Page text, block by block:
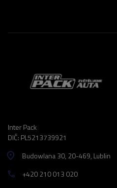
Inter Pack
DIČ: PL5213739921
Budowlana 30, 20-469, Lublin
+420 210 013 020